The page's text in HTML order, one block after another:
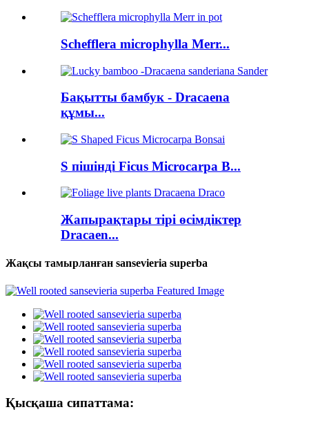
Schefflera microphylla Merr...
Бақытты бамбук - Dracaena
құмы...
S пішінді Ficus Microcarpa B...
Жапырақтары тірі өсімдіктер
Dracaen...
Жақсы тамырланған sansevieria superba
Қысқаша сипаттама: